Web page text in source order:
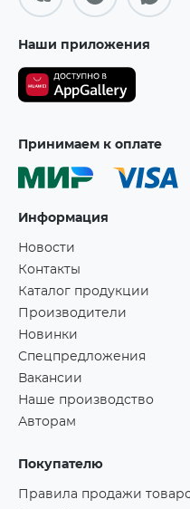
Наши приложения
Принимаем к оплате
Информация
Новости
Контакты
Каталог продукции
Производители
Новинки
Спецпредложения
Вакансии
Наше производство
Авторам
Покупателю
Правила продажи